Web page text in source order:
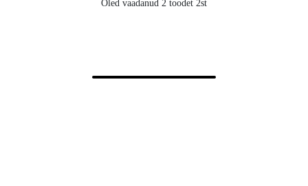
Oled vaadanud 2 toodet 2st